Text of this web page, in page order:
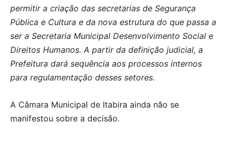
permitir a criação das secretarias de Segurança
Pública e Cultura e da nova estrutura do que passa a
ser a Secretaria Municipal Desenvolvimento Social e
Direitos Humanos. A partir da definição judicial, a
Prefeitura dará sequência aos processos internos
para regulamentação desses setores.
A Câmara Municipal de Itabira ainda não se
manifestou sobre a decisão.